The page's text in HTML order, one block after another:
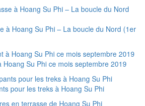
à Hoang Su Phi – La boucle du Nord (1er
Su Phi ce mois septembre 2019
pour les treks à Hoang Su Phi